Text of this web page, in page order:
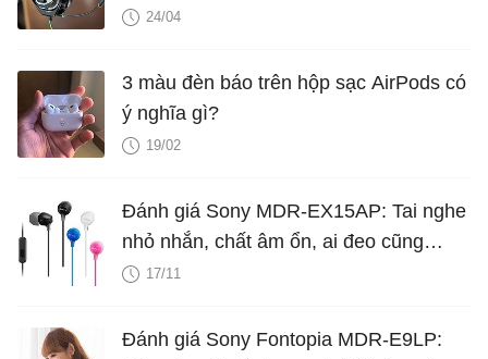
24/04
3 màu đèn báo trên hộp sạc AirPods có
ý nghĩa gì?
19/02
Đánh giá Sony MDR-EX15AP: Tai nghe
nhỏ nhắn, chất âm ổn, ai đeo cũng
được
17/11
Đánh giá Sony Fontopia MDR-E9LP: